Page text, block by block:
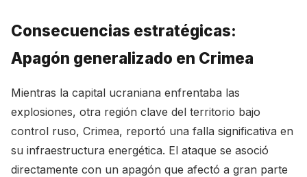
Consecuencias estratégicas:
Apagón generalizado en Crimea
Mientras la capital ucraniana enfrentaba las
explosiones, otra región clave del territorio bajo
control ruso, Crimea, reportó una falla significativa en
su infraestructura energética. El ataque se asoció
directamente con un apagón que afectó a gran parte